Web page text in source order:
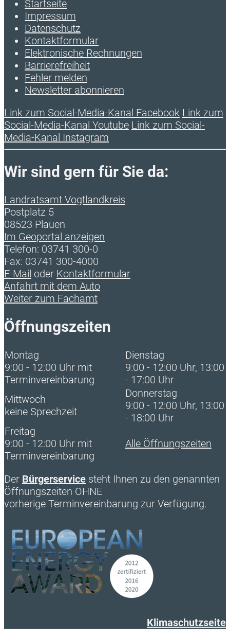
Startseite
Impressum
Datenschutz
Kontaktformular
Elektronische Rechnungen
Barrierefreiheit
Fehler melden
Newsletter abonnieren
Link zum Social-Media-Kanal Facebook Link zum
Social-Media-Kanal Youtube Link zum Social-
Media-Kanal Instagram
Wir sind gern für Sie da:
Landratsamt Vogtlandkreis
Postplatz 5
08523 Plauen
Im Geoportal anzeigen
Telefon: 03741 300-0
Fax: 03741 300-4000
E-Mail oder Kontaktformular
Anfahrt mit dem Auto
Weiter zum Fachamt
Öffnungszeiten
Montag
9:00 - 12:00 Uhr mit
Terminvereinbarung
Dienstag
9:00 - 12:00 Uhr, 13:00
- 17:00 Uhr
Mittwoch
keine Sprechzeit
Donnerstag
9:00 - 12:00 Uhr, 13:00
- 18:00 Uhr
Freitag
9:00 - 12:00 Uhr mit
Terminvereinbarung
Alle Öffnungszeiten
Der Bürgerservice steht Ihnen zu den genannten
Öffnungszeiten OHNE
vorherige Terminvereinbarung zur Verfügung.
Klimaschutzseite